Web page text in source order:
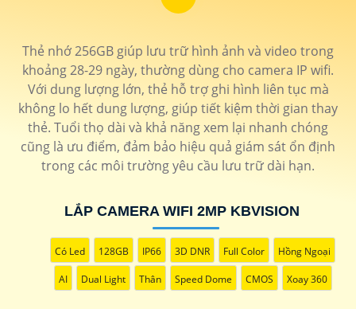
KBvision của Hikvision cung cấp khả năng tái tạo màu
rõ ràng vào ban đêm mà không cần ánh sáng phụ.
'
Thẻ nhớ 256GB giúp lưu trữ hình ảnh và video trong
khoảng 28-29 ngày, thường dùng cho camera IP wifi.
Với dung lượng lớn, thẻ hỗ trợ ghi hình liên tục mà
không lo hết dung lượng, giúp tiết kiệm thời gian thay
thẻ. Tuổi thọ dài và khả năng xem lại nhanh chóng
cũng là ưu điểm, đảm bảo hiệu quả giám sát ổn định
trong các môi trường yêu cầu lưu trữ dài hạn.
LẮP CAMERA WIFI 2MP KBVISION
Có Led 128GB IP66 3D DNR Full Color Hồng Ngoại
AI Dual Light Thân Speed Dome CMOS Xoay 360